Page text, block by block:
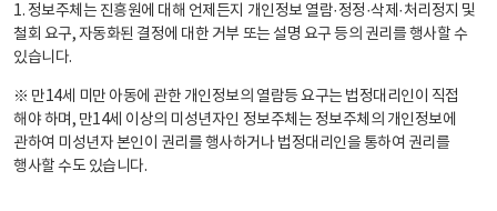
1. 정보주체는 진흥원에 대해 언제든지 개인정보 열람·정정·삭제·처리정지 및
철회 요구, 자동화된 결정에 대한 거부 또는 설명 요구 등의 권리를 행사할 수
있습니다.
※ 만14세 미만 아동에 관한 개인정보의 열람등 요구는 법정대리인이 직접
해야 하며, 만14세 이상의 미성년자인 정보주체는 정보주체의 개인정보에
관하여 미성년자 본인이 권리를 행사하거나 법정대리인을 통하여 권리를
행사할 수도 있습니다.